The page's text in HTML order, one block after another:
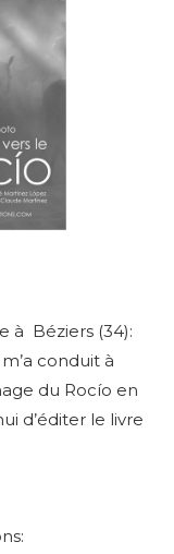
à Béziers (34):
conduit à
du Rocío en
d’éditer le livre